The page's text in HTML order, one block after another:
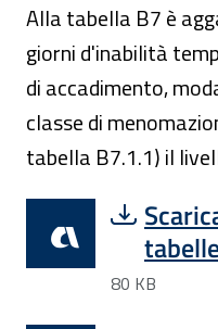
Alla tabella B7 è
giorni d'inabilità
di accadimento,
classe di
tabella B7.1.1) il
80 KB